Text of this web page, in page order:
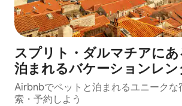
スプリト・ダルマチアに
泊まれるバケーションレ
Airbnbでペットと泊まれるユニークな
索・予約しよう